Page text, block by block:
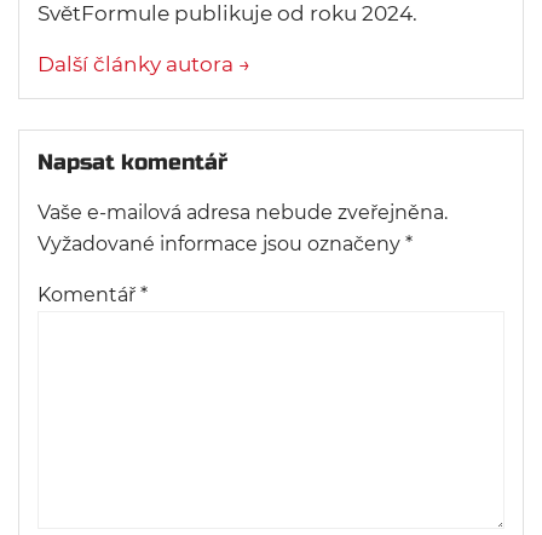
SvětFormule publikuje od roku 2024.
Další články autora →
Napsat komentář
Vaše e-mailová adresa nebude zveřejněna.
Vyžadované informace jsou označeny *
Komentář *